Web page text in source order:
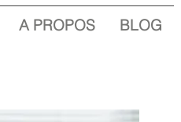
A PROPOS BLOG